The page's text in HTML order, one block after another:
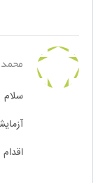
محمد